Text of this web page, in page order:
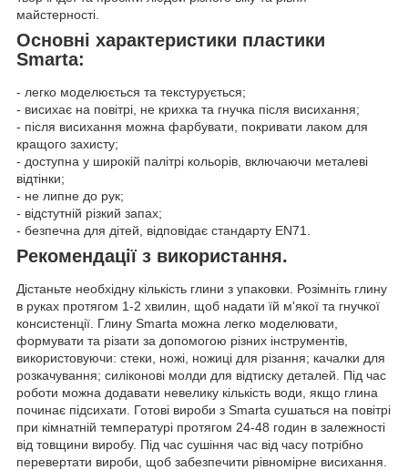
майстерності.
Основні характеристики пластики
Smarta:
- легко моделюється та текстурується;
- висихає на повітрі, не крихка та гнучка після висихання;
- після висихання можна фарбувати, покривати лаком для
кращого захисту;
- доступна у широкій палітрі кольорів, включаючи металеві
відтінки;
- не липне до рук;
- відстутній різкий запах;
- безпечна для дітей, відповідає стандарту EN71.
Рекомендації з використання.
Дістаньте необхідну кількість глини з упаковки. Розімніть глину
в руках протягом 1-2 хвилин, щоб надати їй м'якої та гнучкої
консистенції. Глину Smarta можна легко моделювати,
формувати та різати за допомогою різних інструментів,
використовуючи: стеки, ножі, ножиці для різання; качалки для
розкачування; силіконові молди для відтиску деталей. Під час
роботи можна додавати невелику кількість води, якщо глина
починає підсихати. Готові вироби з Smarta сушаться на повітрі
при кімнатній температурі протягом 24-48 годин в залежності
від товщини виробу. Під час сушіння час від часу потрібно
перевертати вироби, щоб забезпечити рівномірне висихання.